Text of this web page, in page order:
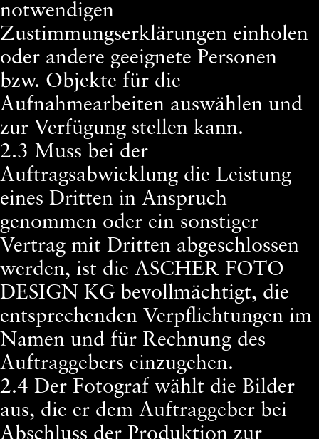
notwendigen
Zustimmungserklärungen einholen
oder andere geeignete Personen
bzw. Objekte für die
Aufnahmearbeiten auswählen und
zur Verfügung stellen kann.
2.3 Muss bei der
Auftragsabwicklung die Leistung
eines Dritten in Anspruch
genommen oder ein sonstiger
Vertrag mit Dritten abgeschlossen
werden, ist die ASCHER FOTO
DESIGN KG bevollmächtigt, die
entsprechenden Verpflichtungen im
Namen und für Rechnung des
Auftraggebers einzugehen.
2.4 Der Fotograf wählt die Bilder
aus, die er dem Auftraggeber bei
Abschluss der Produktion zur